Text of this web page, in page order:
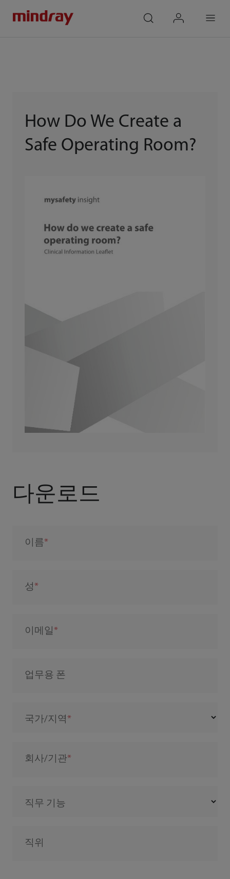
How Do We Create a
Safe Operating Room?
다운로드
이름
성
이메일
업무용 폰
국가/지역
회사/기관
직무 기능
직위